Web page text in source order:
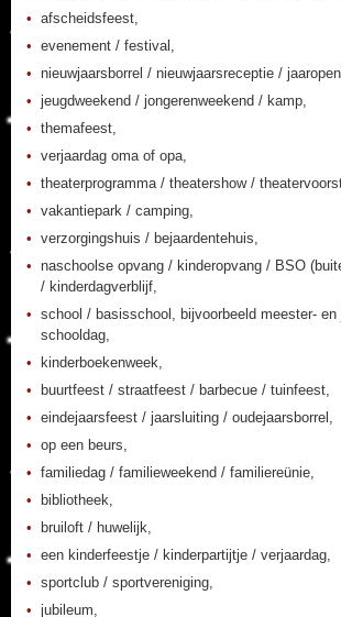
afscheidsfeest,
evenement / festival,
nieuwjaarsborrel / nieuwjaarsreceptie /
jeugdweekend / jongerenweekend / kamp,
themafeest,
verjaardag oma of opa,
theaterprogramma / theatershow /
vakantiepark / camping,
verzorgingshuis / bejaardentehuis,
naschoolse opvang / kinderopvang / BSO
/ kinderdagverblijf,
school / basisschool, bijvoorbeeld meester-
schooldag,
kinderboekenweek,
buurtfeest / straatfeest / barbecue / tuinfeest,
eindejaarsfeest / jaarsluiting / oudejaarsborrel,
op een beurs,
familiedag / familieweekend / familiereünie,
bibliotheek,
bruiloft / huwelijk,
een kinderfeestje / kinderpartijtje / verjaardag,
sportclub / sportvereniging,
jubileum,